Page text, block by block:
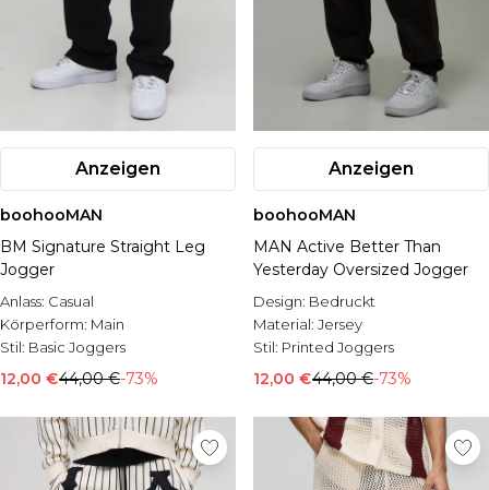
Anzeigen
boohooMAN
BM Signature Straight Leg
Jogger
Anlass: Casual
Körperform: Main
Stil: Basic Joggers
12,00 €44,00 €-73%
Anzeigen
boohooMAN
MAN Active Better Than
Yesterday Oversized Jogger
Design: Bedruckt
Material: Jersey
Stil: Printed Joggers
12,00 €44,00 €-73%